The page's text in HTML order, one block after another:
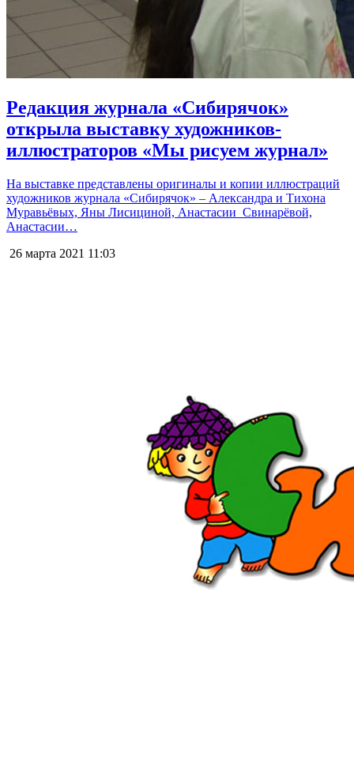
Редакция журнала «Сибирячок»
открыла выставку художников-
иллюстраторов «Мы рисуем журнал»
На выставке представлены оригиналы и копии иллюстраций
художников журнала «Сибирячок» – Александра и Тихона
Муравьёвых, Яны Лисициной, Анастасии Свинарёвой,
Анастасии…
26 марта 2021 11:03